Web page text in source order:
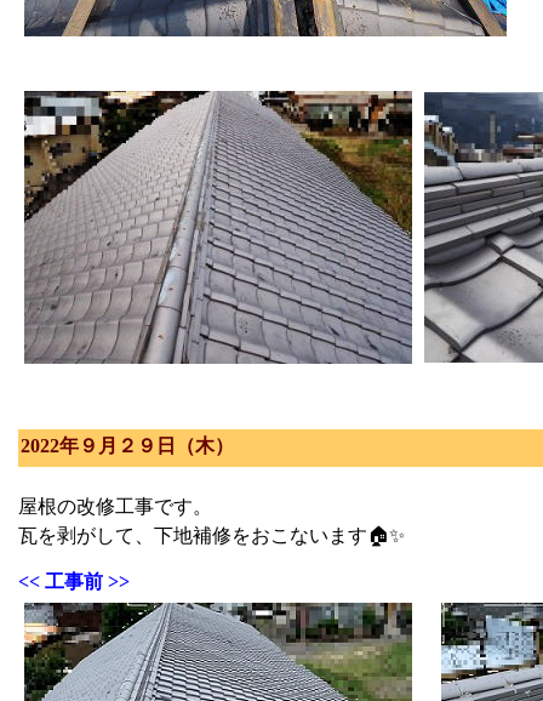
2022年９月２９日（木）
屋根の改修工事です。
瓦を剥がして、下地補修をおこないます🏠✨
<< 工事前 >>